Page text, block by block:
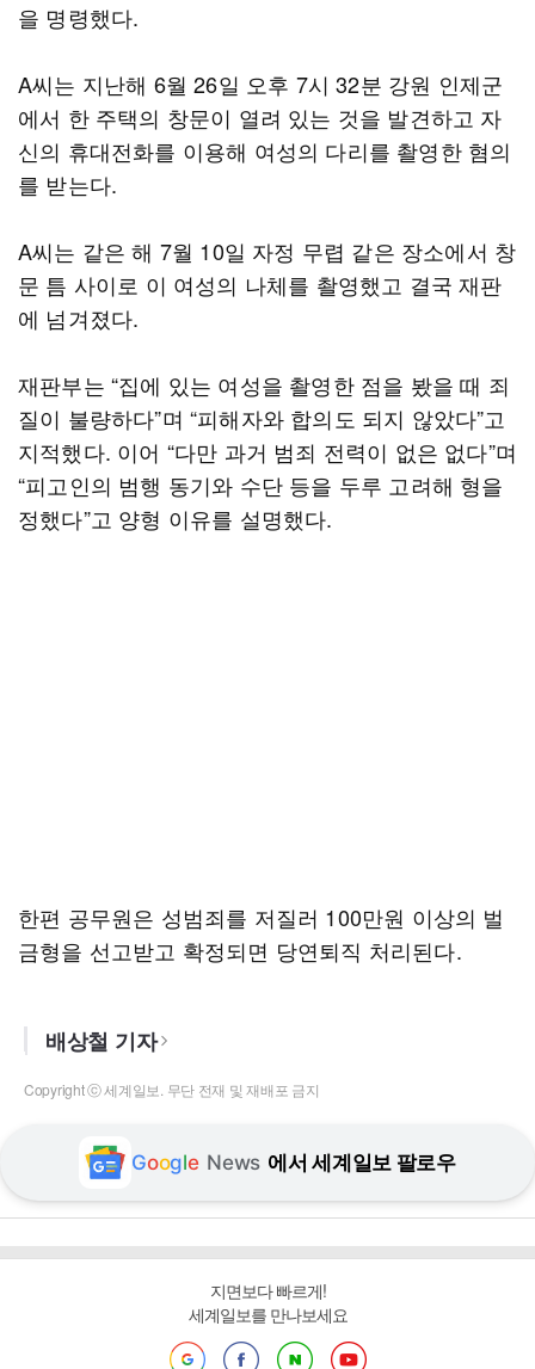
을 명령했다.
A씨는 지난해 6월 26일 오후 7시 32분 강원 인제군
에서 한 주택의 창문이 열려 있는 것을 발견하고 자
신의 휴대전화를 이용해 여성의 다리를 촬영한 혐의
를 받는다.
A씨는 같은 해 7월 10일 자정 무렵 같은 장소에서 창
문 틈 사이로 이 여성의 나체를 촬영했고 결국 재판
에 넘겨졌다.
재판부는 “집에 있는 여성을 촬영한 점을 봤을 때 죄
질이 불량하다”며 “피해자와 합의도 되지 않았다”고
지적했다. 이어 “다만 과거 범죄 전력이 없은 없다”며
“피고인의 범행 동기와 수단 등을 두루 고려해 형을
정했다”고 양형 이유를 설명했다.
한편 공무원은 성범죄를 저질러 100만원 이상의 벌
금형을 선고받고 확정되면 당연퇴직 처리된다.
배상철 기자
Copyright ⓒ 세계일보. 무단 전재 및 재배포 금지
Google News 에서 세계일보 팔로우
지면보다 빠르게!
세계일보를 만나보세요